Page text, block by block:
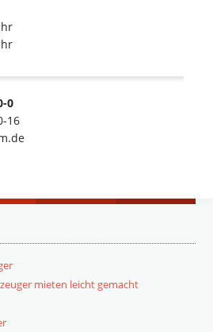
0
16
mieten leicht gemacht